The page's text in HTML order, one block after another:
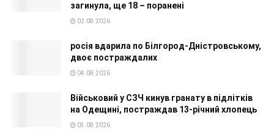
загинула, ще 18 – поранені
02.08.2026
росія вдарила по Білгород-Дністровському,
двоє постраждалих
04.08.2026
Військовий у СЗЧ кинув гранату в підлітків
на Одещині, постраждав 13-річний хлопець
03.08.2026